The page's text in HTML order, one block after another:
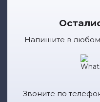
Напишите в
Звоните по